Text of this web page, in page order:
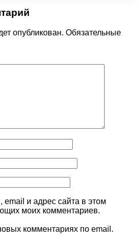
опубликован. Обязательные
и адрес сайта в этом
моих комментариев.
комментариях по email.